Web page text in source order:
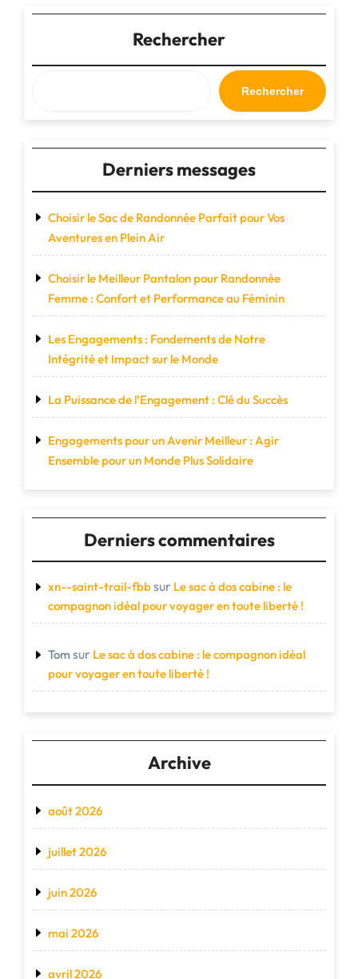
end
pour
femme
pas
cher
idéal
Rechercher
Rechercher
Derniers messages
Choisir le Sac de Randonnée Parfait pour Vos
Aventures en Plein Air
Choisir le Meilleur Pantalon pour Randonnée
Femme : Confort et Performance au Féminin
Les Engagements : Fondements de Notre
Intégrité et Impact sur le Monde
La Puissance de l’Engagement : Clé du Succès
Engagements pour un Avenir Meilleur : Agir
Ensemble pour un Monde Plus Solidaire
Derniers commentaires
xn--saint-trail-fbbsur Le sac à dos cabine : le
compagnon idéal pour voyager en toute liberté !
Tom sur Le sac à dos cabine : le compagnon idéal
pour voyager en toute liberté !
Archive
août 2026
juillet 2026
juin 2026
mai 2026
avril 2026